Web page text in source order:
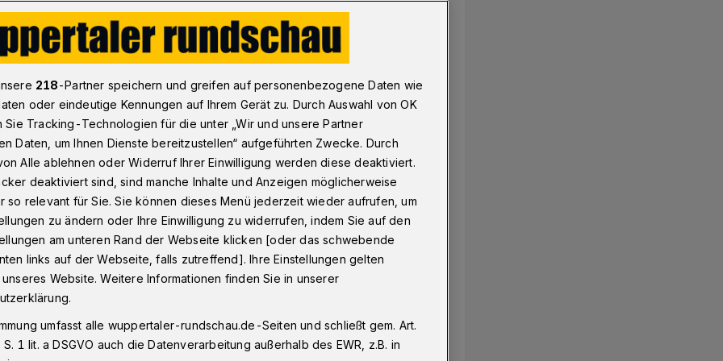
nun im Vorstand des NRW-Städtetags
nun im
Städtetags
Oberbürgermeisterin Miriam
2026) auf der
Nordrhein-Westfalen in den
Sitzung fand in Oberhausen statt.
218-Partner speichern und greifen auf personenbezogene Daten wie
oder eindeutige Kennungen auf Ihrem Gerät zu. Durch Auswahl von OK
Sie Tracking-Technologien für die unter „Wir und unsere Partner
Daten, um Ihnen Dienste bereitzustellen“ aufgeführten Zwecke. Durch
Alle ablehnen oder Widerruf Ihrer Einwilligung werden diese deaktiviert.
deaktiviert sind, sind manche Inhalte und Anzeigen möglicherweise
so relevant für Sie. Sie können dieses Menü jederzeit wieder aufrufen, um
zu ändern oder Ihre Einwilligung zu widerrufen, indem Sie auf den
am unteren Rand der Webseite klicken [oder das schwebende
links auf der Webseite, falls zutreffend]. Ihre Einstellungen gelten
Website. Weitere Informationen finden Sie in unserer
umfasst alle wuppertaler-rundschau.de-Seiten und schließt gem. Art.
1 lit. a DSGVO auch die Datenverarbeitung außerhalb des EWR, z.B. in